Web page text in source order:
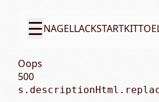
☰NAGELLACKSTARTKIT
Oops
500